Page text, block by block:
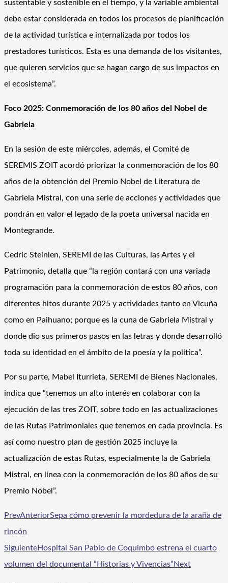
sustentable y sostenible en el tiempo, y la variable ambiental
debe estar considerada en todos los procesos de planificación
de la actividad turística e internalizada por todos los
prestadores turísticos. Esta es una demanda de los visitantes,
que quieren servicios que se hagan cargo de sus impactos en
el ecosistema”.
Foco 2025: Conmemoración de los 80 años del Nobel de
Gabriela
En la sesión de este miércoles, además, el Comité de
SEREMIS ZOIT acordó priorizar la conmemoración de los 80
años de la obtención del Premio Nobel de Literatura de
Gabriela Mistral, con una serie de acciones y actividades que
pondrán en valor el legado de la poeta universal nacida en
Montegrande.
Cedric Steinlen, SEREMI de las Culturas, las Artes y el
Patrimonio, detalla que “la región contará con una variada
programación para la conmemoración de estos 80 años, con
diferentes hitos durante 2025 y actividades tanto en Vicuña
como en Paihuano; porque es la cuna de Gabriela Mistral y
donde dio sus primeros pasos en las letras y donde desarrolló
toda su identidad en el ámbito de la poesía y la política”.
Por su parte, Mabel Iturrieta, SEREMI de Bienes Nacionales,
indica que “tenemos un alto interés en colaborar con la
ejecución de las tres ZOIT, sobre todo en las actualizaciones
de las Rutas Patrimoniales que tenemos en cada provincia. Es
así como nuestro plan de gestión 2025 incluye la
actualización de estas Rutas, especialmente la de Gabriela
Mistral, en línea con la conmemoración de los 80 años de su
Premio Nobel”.
PrevAnteriorSepa cómo prevenir la mordedura de la araña de
rincón
SiguienteHospital San Pablo de Coquimbo estrena el cuarto
volumen del documental “Historias y Vivencias”Next